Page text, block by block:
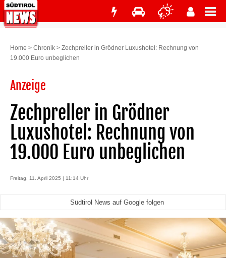
Home > Chronik > Zechpreller in Grödner Luxushotel: Rechnung von
19.000 Euro unbeglichen
Anzeige
Zechpreller in Grödner
Luxushotel: Rechnung von
19.000 Euro unbeglichen
Freitag, 11. April 2025 | 11:14 Uhr
Südtirol News auf Google folgen